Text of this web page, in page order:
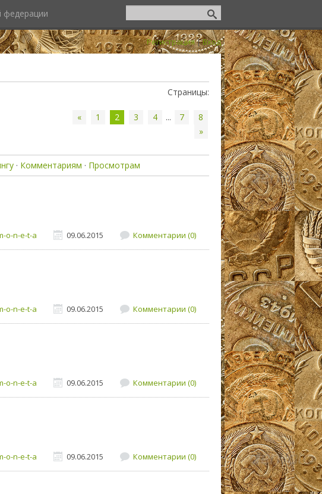
федерации
Регистрация|Вход
Страницы:
« 1 2 3 4 ... 7
8
»
· Комментариям · Просмотрам
o-n-e-t-a 09.06.2015 Комментарии (0)
o-n-e-t-a 09.06.2015 Комментарии (0)
o-n-e-t-a 09.06.2015 Комментарии (0)
o-n-e-t-a 09.06.2015 Комментарии (0)